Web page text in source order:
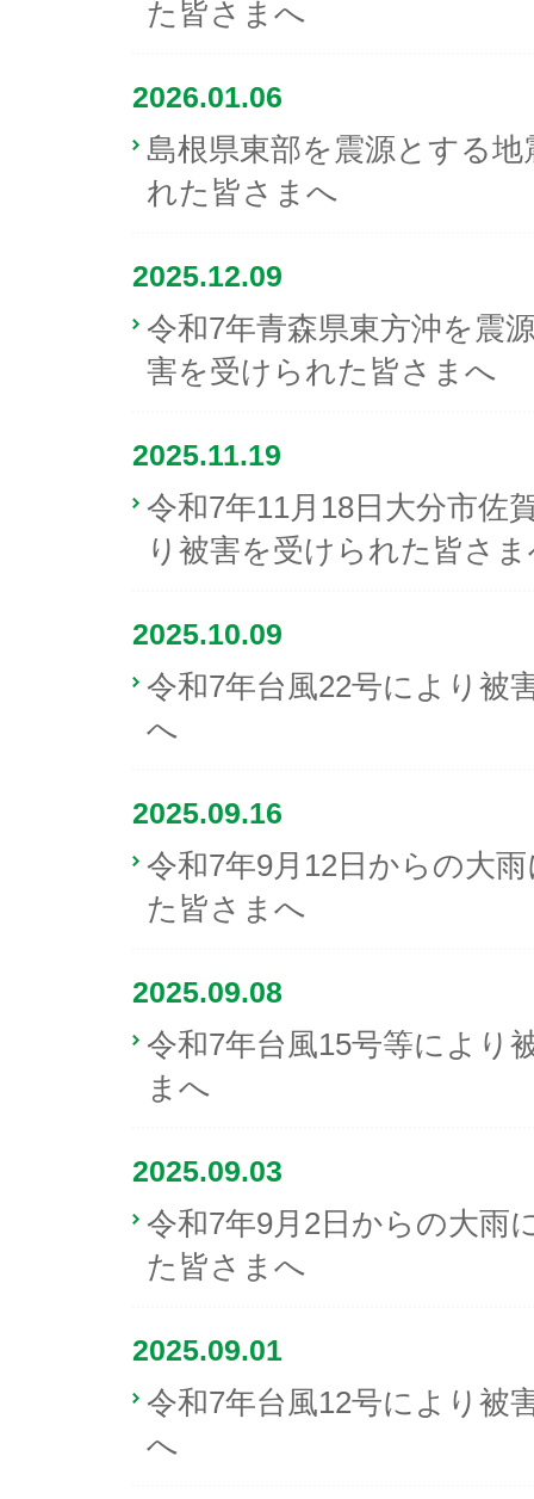
た皆さまへ
2026.01.06
島根県東部を震源とする
れた皆さまへ
2025.12.09
令和7年青森県東方沖を震
害を受けられた皆さまへ
2025.11.19
令和7年11月18日大分市佐
り被害を受けられた皆さ
2025.10.09
令和7年台風22号により被
へ
2025.09.16
令和7年9月12日からの大
た皆さまへ
2025.09.08
令和7年台風15号等により
まへ
2025.09.03
令和7年9月2日からの大雨
た皆さまへ
2025.09.01
令和7年台風12号により被
へ